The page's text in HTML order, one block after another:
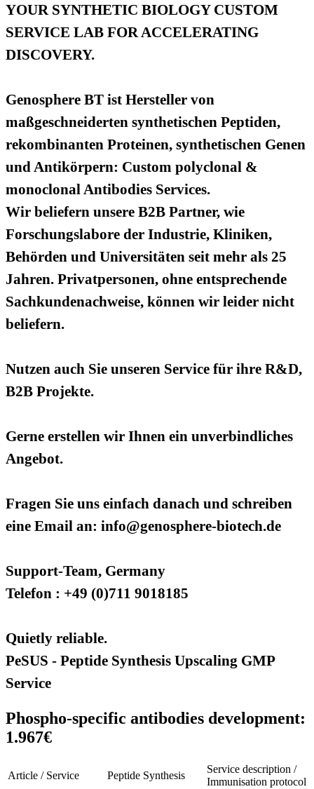
YOUR SYNTHETIC BIOLOGY CUSTOM
SERVICE LAB FOR ACCELERATING
DISCOVERY.
Genosphere BT ist Hersteller von
maßgeschneiderten synthetischen Peptiden,
rekombinanten Proteinen, synthetischen Genen
und Antikörpern: Custom polyclonal &
monoclonal Antibodies Services.
Wir beliefern unsere B2B Partner, wie
Forschungslabore der Industrie, Kliniken,
Behörden und Universitäten seit mehr als 25
Jahren. Privatpersonen, ohne entsprechende
Sachkundenachweise, können wir leider nicht
beliefern.
Nutzen auch Sie unseren Service für ihre R&D,
B2B Projekte.
Gerne erstellen wir Ihnen ein unverbindliches
Angebot.
Fragen Sie uns einfach danach und schreiben
eine Email an: info@genosphere-biotech.de
Support-Team, Germany
Telefon : +49 (0)711 9018185
Quietly reliable.
PeSUS - Peptide Synthesis Upscaling GMP
Service
Phospho-specific antibodies development:
1.967€
Article / Service Peptide Synthesis
Service description /
Immunisation protocol